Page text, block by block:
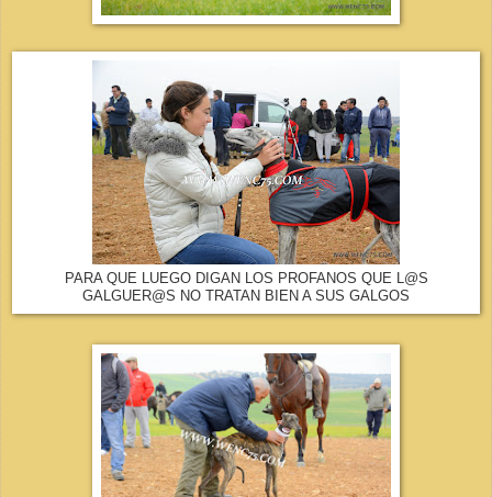
PARA QUE LUEGO DIGAN LOS PROFANOS QUE L@S
GALGUER@S NO TRATAN BIEN A SUS GALGOS